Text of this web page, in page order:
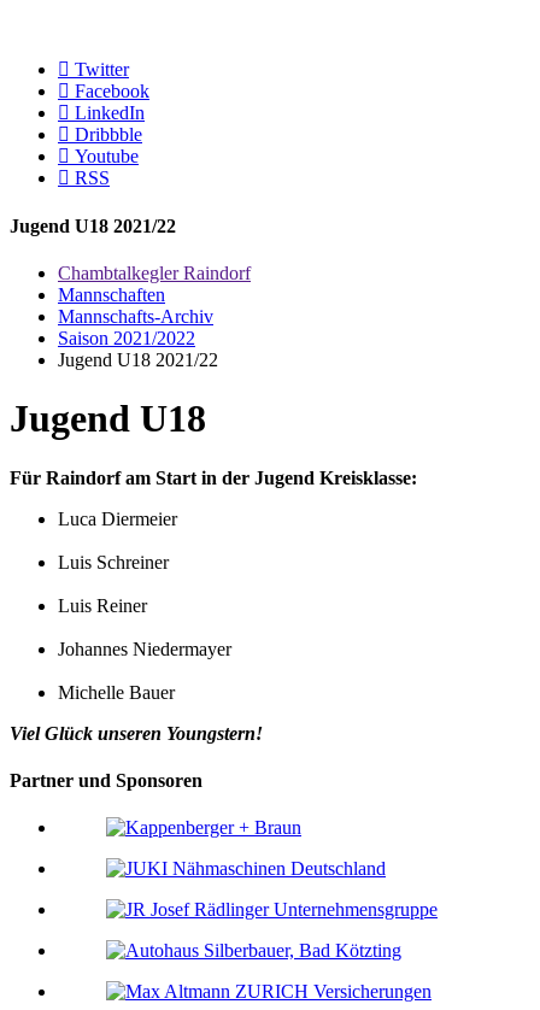
Twitter
Facebook
LinkedIn
Dribbble
Youtube
RSS
Jugend U18 2021/22
Chambtalkegler Raindorf
Mannschaften
Mannschafts-Archiv
Saison 2021/2022
Jugend U18 2021/22
Jugend U18
Für Raindorf am Start in der Jugend Kreisklasse:
Luca Diermeier
Luis Schreiner
Luis Reiner
Johannes Niedermayer
Michelle Bauer
Viel Glück unseren Youngstern!
Partner und Sponsoren